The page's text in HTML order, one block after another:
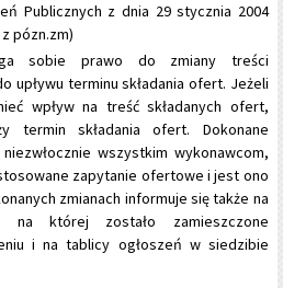
Publicznych z dnia 29 stycznia 2004
z pózn.zm)
sobie prawo do zmiany treści
upływu terminu składania ofert. Jeżeli
wpływ na treść składanych ofert,
termin składania ofert. Dokonane
wszystkim wykonawcom,
zapytanie ofertowe i jest ono
zmianach informuje się także na
na której zostało zamieszczone
i na tablicy ogłoszeń w siedzibie